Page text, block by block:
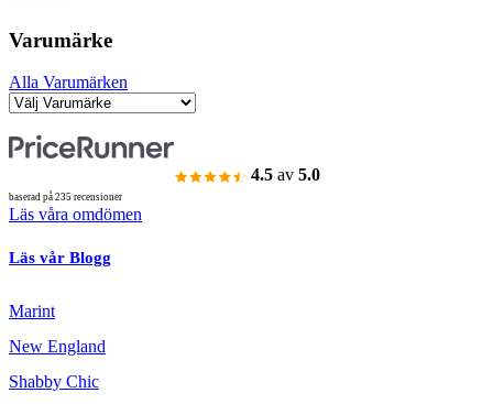
Varumärke
Alla Varumärken
4.5 av 5.0
baserad på 235 recensioner
Läs våra omdömen
Läs vår Blogg
Marint
New England
Shabby Chic